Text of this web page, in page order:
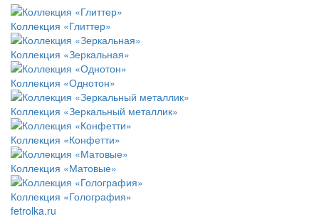
Коллекция «Глиттер»
Коллекция «Зеркальная»
Коллекция «Однотон»
Коллекция «Зеркальный металлик»
Коллекция «Конфетти»
Коллекция «Матовые»
Коллекция «Голография»
fetrolka.ru